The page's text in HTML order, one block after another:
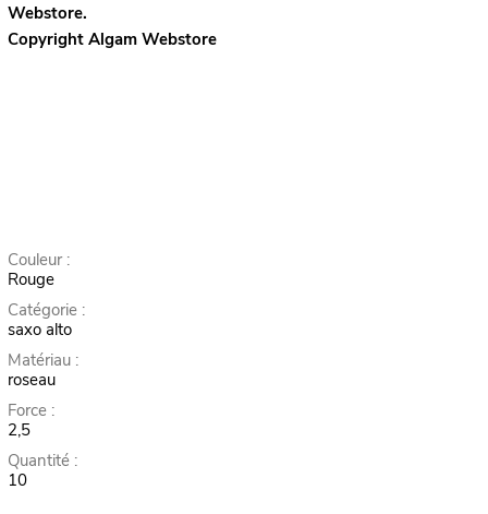
Webstore.
Copyright Algam Webstore
Couleur :
Rouge
Catégorie :
saxo alto
Matériau :
roseau
Force :
2,5
Quantité :
10